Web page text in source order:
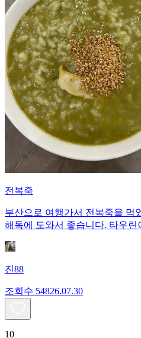
전복죽
부산으로 여행가서 전복죽을 먹
해독에 도와서 좋습니다. 타우
진88
조회수 54826.07.30
10